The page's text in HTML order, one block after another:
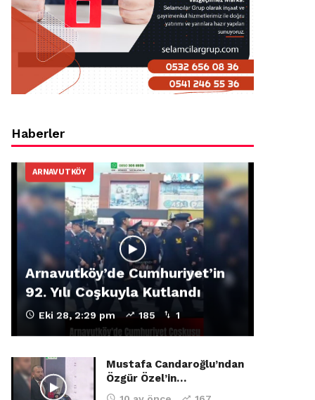
Haberler
ARNAVUTKÖY
Arnavutköy’de Cumhuriyet’in
92. Yılı Coşkuyla Kutlandı
Eki 28, 2:29 pm 185 1
Mustafa Candaroğlu’ndan
Özgür Özel’in…